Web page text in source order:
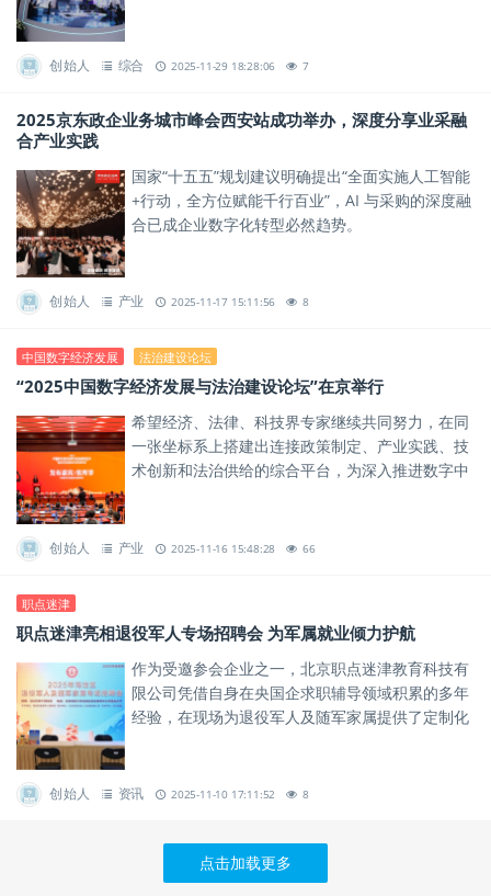
创始人 综合 2025-11-29 18:28:06 7
2025京东政企业务城市峰会西安站成功举办，深度分享业采融
合产业实践
国家“十五五”规划建议明确提出“全面实施人工智能
+行动，全方位赋能千行百业”，AI 与采购的深度融
合已成企业数字化转型必然趋势。
创始人 产业 2025-11-17 15:11:56 8
中国数字经济发展 法治建设论坛
“2025中国数字经济发展与法治建设论坛”在京举行
希望经济、法律、科技界专家继续共同努力，在同
一张坐标系上搭建出连接政策制定、产业实践、技
术创新和法治供给的综合平台，为深入推进数字中
创始人 产业 2025-11-16 15:48:28 66
职点迷津
职点迷津亮相退役军人专场招聘会 为军属就业倾力护航
作为受邀参会企业之一，北京职点迷津教育科技有
限公司凭借自身在央国企求职辅导领域积累的多年
经验，在现场为退役军人及随军家属提供了定制化
创始人 资讯 2025-11-10 17:11:52 8
点击加载更多